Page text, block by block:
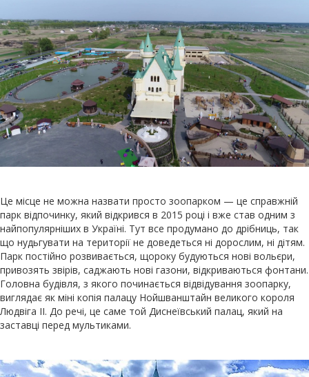
Це місце не можна назвати просто зоопарком — це справжній
парк відпочинку, який відкрився в 2015 році і вже став одним з
найпопулярніших в Україні. Тут все продумано до дрібниць, так
що нудьгувати на території не доведеться ні дорослим, ні дітям.
Парк постійно розвивається, щороку будуються нові вольєри,
привозять звірів, саджають нові газони, відкриваються фонтани.
Головна будівля, з якого починається відвідування зоопарку,
виглядає як міні копія палацу Нойшванштайн великого короля
Людвіга II. До речі, це саме той Диснеївський палац, який на
заставці перед мультиками.